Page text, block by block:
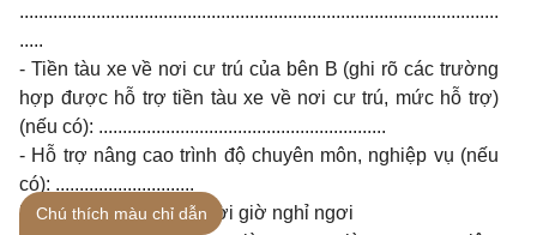
....................................................................................................
.....
- Tiền tàu xe về nơi cư trú của bên B (ghi rõ các trường
hợp được hỗ trợ tiền tàu xe về nơi cư trú, mức hỗ trợ)
(nếu có): ............................................................
- Hỗ trợ nâng cao trình độ chuyên môn, nghiệp vụ (nếu
có): .............................
b) Thời giờ làm việc, thời giờ nghỉ ngơi
Chú thích màu chỉ dẫn